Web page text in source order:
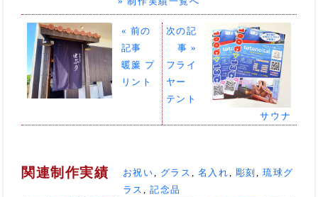
« 前の
記事
暖簾 プ
リント
次の記
事 »
フライ
ヤー
テント
サウナ
関連制作実績 お祝い, グラス , 名入れ, 彫刻,琉球グ
ラス ,記念品